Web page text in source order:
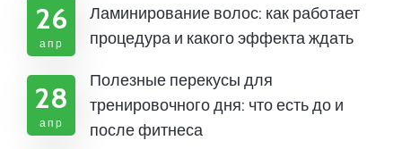
26
апр
Ламинирование волос: как работает
процедура и какого эффекта ждать
28
апр
Полезные перекусы для
тренировочного дня: что есть до и
после фитнеса